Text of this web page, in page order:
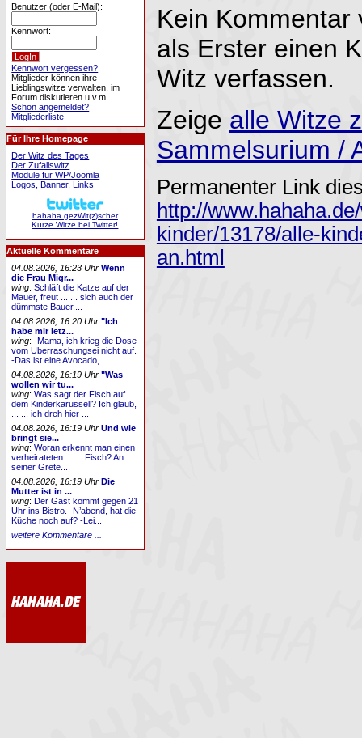
Kein Kommentar
als Erster einen
Witz verfassen.
Zeige alle Witze
Sammelsurium /
Permanenter Link
http://
kinder/13178/alle-
an.html
Benutzer (oder E-Mail):
Kennwort:
Kennwort vergessen?
Mitglieder können ihre
Lieblingswitze verwalten, im
Forum diskutieren u.v.m. ...
Schon angemeldet?
Mitgliederliste
Für Ihre Homepage
Der Witz des Tages
Der Zufallswitz
Module für WP/Joomla
Logos, Banner, Links
hahaha gezWit(z)scher
Kurze Witze bei Twitter!
Aktuelle Kommentare
04.08.2026, 16:23 Uhr Wenn
die Frau Migr...
wing:Schläft die Katze auf der
Mauer, freut ... ... sich auch der
dümmste Bauer....
04.08.2026, 16:20 Uhr "Ich
habe mir letz...
wing:-Mama, ich krieg die Dose
vom Überraschungsei nicht auf.
-Das ist eine Avocado,...
04.08.2026, 16:19 Uhr "Was
wollen wir tu...
wing:Was sagt der Fisch auf
dem Kinderkarussell? Ich glaub,
... ... ich dreh hier ...
04.08.2026, 16:19 Uhr Und wie
bringt sie...
wing:Woran erkennt man einen
verheirateten ... ... Fisch? An
seiner Grete....
04.08.2026, 16:19 Uhr Die
Mutter ist in ...
wing:Der Gast kommt gegen 21
Uhr ins Bistro. -N’abend, hat die
Küche noch auf? -Lei...
weitere Kommentare ...